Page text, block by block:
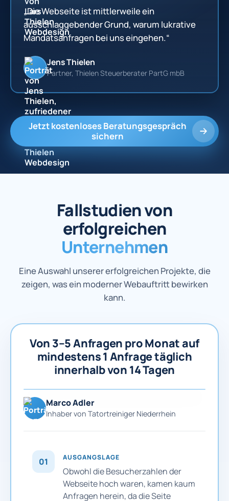
„Die Webseite ist mittlerweile ein
ausschlaggebender Grund, warum lukrative
Mandatsanfragen bei uns eingehen.“
Jens Thielen
Partner, Thielen Steuerberater PartG mbB
Jetzt kostenloses Beratungsgespräch
sichern
Fallstudien von
erfolgreichen
Unternehmen
Eine Auswahl unserer erfolgreichen Projekte, die
zeigen, was ein moderner Webauftritt bewirken
kann.
Von 3–5 Anfragen pro Monat auf
mindestens 1 Anfrage täglich
innerhalb von 14 Tagen
Marco Adler
Inhaber von Tatortreiniger Niederrhein
01 AUSGANGSLAGE
Obwohl die Besucherzahlen der
Webseite hoch waren, kamen kaum
Anfragen herein, da die Seite